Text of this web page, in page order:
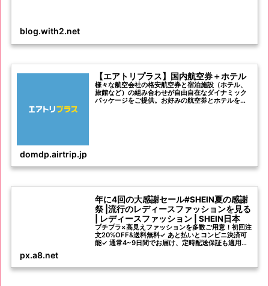
blog.with2.net
【エアトリプラス】国内航空券＋ホテル
様々な航空会社の格安航空券と宿泊施設（ホテル、
旅館など）の組み合わせが自由自在なダイナミック
パッケージをご提供。お好みの航空券とホテルを選
domdp.airtrip.jp
年に4回の大感謝セール#SHEIN夏の感謝
祭 |流行のレディースファッションを見る
| レディースファッション | SHEIN日本
プチプラ×高見えファッションを多数ご用意！初回注
文20%OFF&送料無料✓ あと払いとコンビニ決済可
能✓ 通常4~9日間でお届け、定時配送保証も適用可
px.a8.net